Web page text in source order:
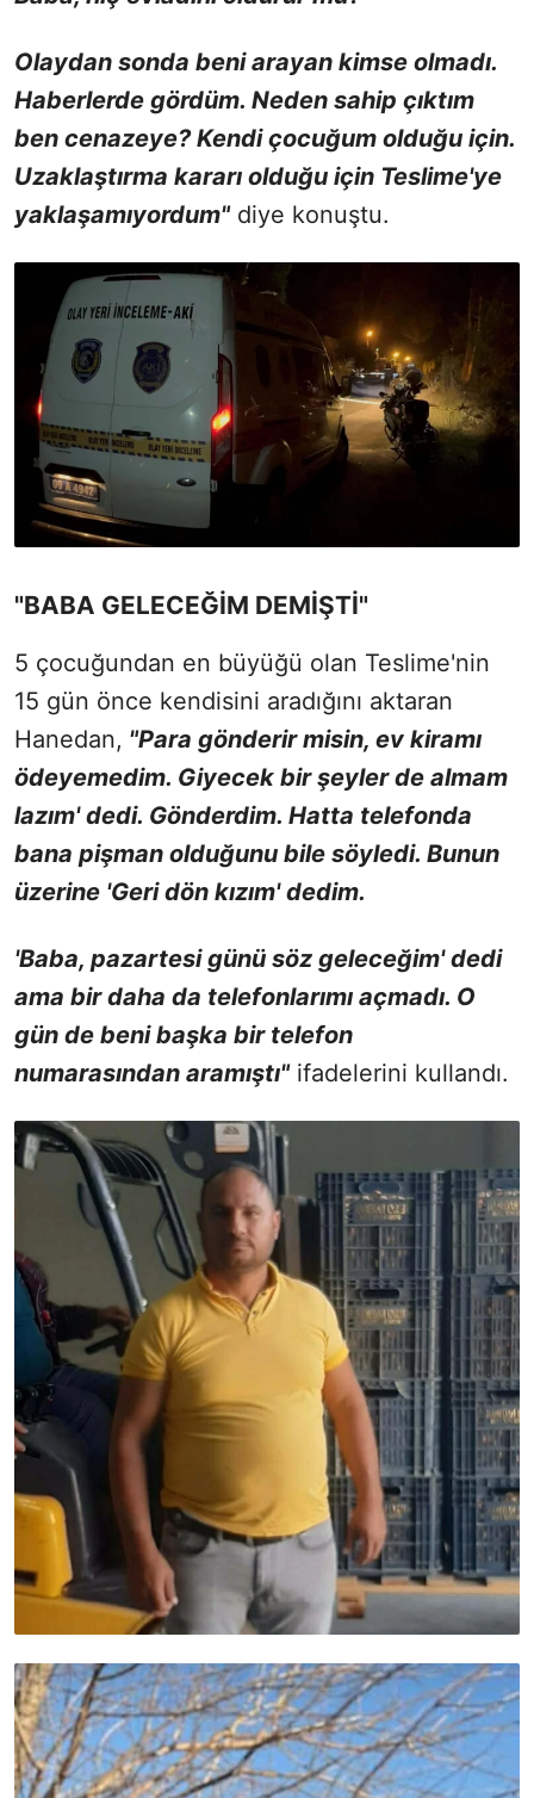
Olaydan sonda beni arayan kimse olmadı.
Haberlerde gördüm. Neden sahip çıktım
ben cenazeye? Kendi çocuğum olduğu için.
Uzaklaştırma kararı olduğu için Teslime'ye
yaklaşamıyordum"diye konuştu.
"BABA GELECEĞİM DEMİŞTİ"
5 çocuğundan en büyüğü olan Teslime'nin
15 gün önce kendisini aradığını aktaran
Hanedan, "Para gönderir misin, ev kiramı
ödeyemedim. Giyecek bir şeyler de almam
lazım' dedi. Gönderdim. Hatta telefonda
bana pişman olduğunu bile söyledi. Bunun
üzerine 'Geri dön kızım' dedim.
'Baba, pazartesi günü söz geleceğim' dedi
ama bir daha da telefonlarımı açmadı. O
gün de beni başka bir telefon
numarasından aramıştı"ifadelerini kullandı.